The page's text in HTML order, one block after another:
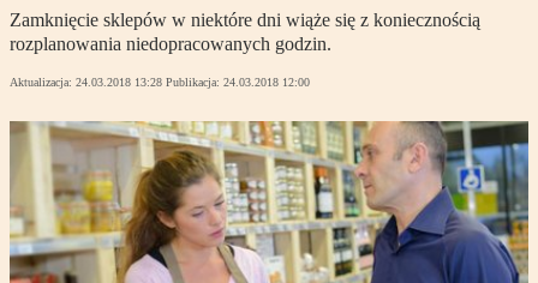
Zamknięcie sklepów w niektóre dni wiąże się z koniecznością
rozplanowania niedopracowanych godzin.
Aktualizacja: 24.03.2018 13:28 Publikacja: 24.03.2018 12:00